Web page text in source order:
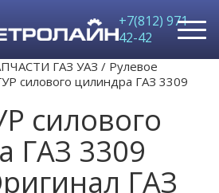
+7(812) 971-
42-42
ГАЗ УАЗ / Рулевое
силового цилиндра ГАЗ 3309
силового
ГАЗ 3309
ГАЗ